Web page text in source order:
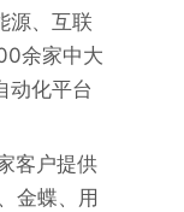
源、互联
余家中大
动化平台
客户提供
金蝶、用